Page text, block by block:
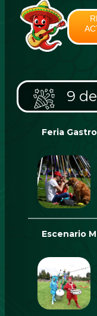
9
Feria
Escenario